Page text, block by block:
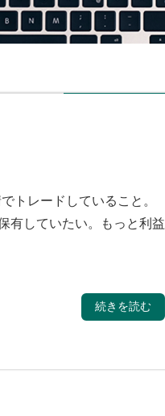
トレードしていること。
有していたい。もっと利益
続きを読む